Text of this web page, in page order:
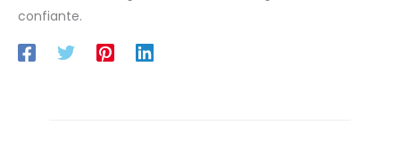
confiante.